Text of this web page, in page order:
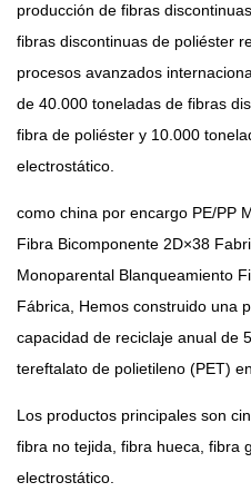
producción de fibras
fibras discontinuas de poliéster
procesos avanzados
de 40.000 toneladas de fibras
fibra de poliéster y 10.000
electrostático.
como china por encargo PE/PP
Fibra Bicomponente 2D×38
Monoparental Blanqueamiento
Fábrica, Hemos construido una
capacidad de reciclaje anual de
tereftalato de polietileno (PET)
Los productos principales son
fibra no tejida, fibra hueca, fibra
electrostático.